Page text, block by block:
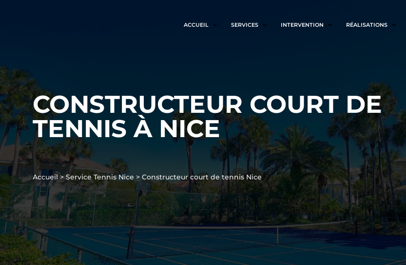
ACCUEIL SERVICES INTERVENTION RÉALISATIONS
CONSTRUCTEUR COURT DE
TENNIS À NICE
Accueil > Service Tennis Nice > Constructeur court de tennis Nice